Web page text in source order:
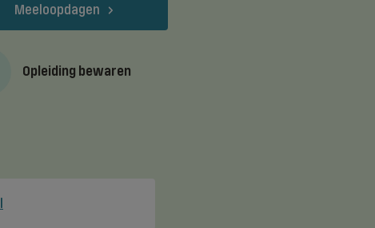
Meeloopdagen
Opleiding bewaren